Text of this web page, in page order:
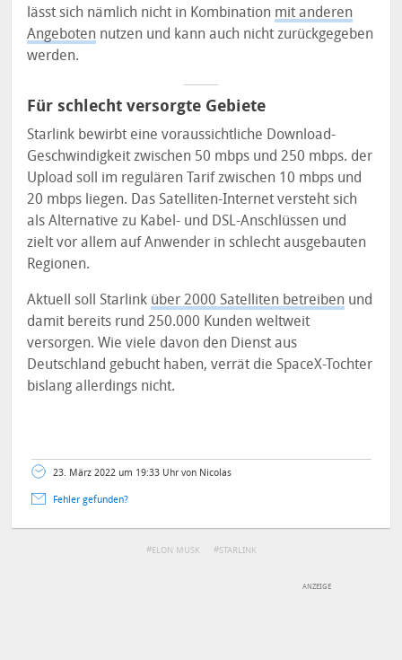
lässt sich nämlich nicht in Kombination mit anderen
Angeboten nutzen und kann auch nicht zurückgegeben
werden.
Für schlecht versorgte Gebiete
Starlink bewirbt eine voraussichtliche Download-
Geschwindigkeit zwischen 50 mbps und 250 mbps. der
Upload soll im regulären Tarif zwischen 10 mbps und
20 mbps liegen. Das Satelliten-Internet versteht sich
als Alternative zu Kabel- und DSL-Anschlüssen und
zielt vor allem auf Anwender in schlecht ausgebauten
Regionen.
Aktuell soll Starlink über 2000 Satelliten betreiben und
damit bereits rund 250.000 Kunden weltweit
versorgen. Wie viele davon den Dienst aus
Deutschland gebucht haben, verrät die SpaceX-Tochter
bislang allerdings nicht.
23. März 2022 um 19:33 Uhr von Nicolas
Fehler gefunden?
ELON MUSK STARLINK